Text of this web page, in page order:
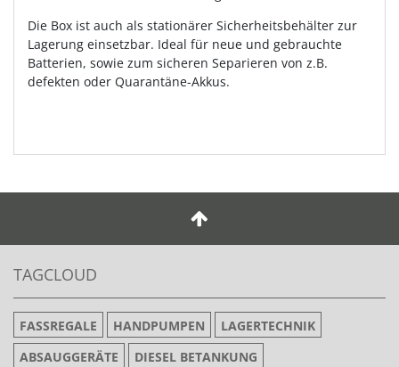
Die Box ist auch als stationärer Sicherheitsbehälter zur
Lagerung einsetzbar. Ideal für neue und gebrauchte
Batterien, sowie zum sicheren Separieren von z.B.
defekten oder Quarantäne-Akkus.
TAGCLOUD
FASSREGALE HANDPUMPEN
LAGERTECHNIK
ABSAUGGERÄTE
DIESEL BETANKUNG